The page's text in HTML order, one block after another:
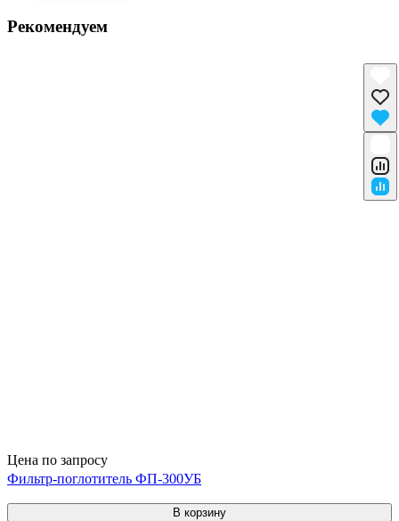
Рекомендуем
Цена по запросу
Фильтр-поглотитель ФП-300УБ
В корзину